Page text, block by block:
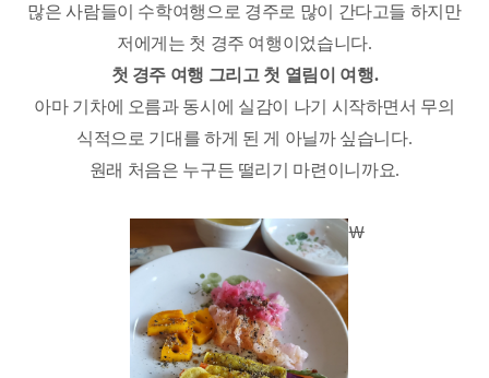
많은 사람들이 수학여행으로 경주로 많이 간다고들 하지만
저에게는 첫 경주 여행이었습니다.
첫 경주 여행 그리고 첫 열림이 여행.
아마 기차에 오름과 동시에 실감이 나기 시작하면서 무의
식적으로 기대를 하게 된 게 아닐까 싶습니다.
원래 처음은 누구든 떨리기 마련이니까요.
\